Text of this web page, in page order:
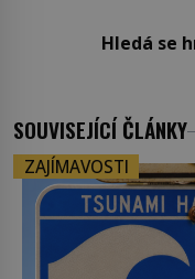
Hledá se
SOUVISEJÍCÍ ČLÁNKY
ZAJÍMAVOSTI